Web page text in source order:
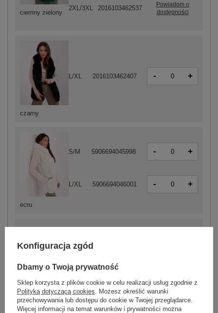
czarny
L/XL 2016103462407 - +
ecru
S/M 5906694045998 - +
L/XL 5906694046001 - +
szary
L/XL 2016103462285
2XL/3XL 2016103462292 - +
ciemny zielony
2XL/3XL 2016103462537
Powiadom o
dostępności
Konfiguracja zgód
Dbamy o Twoją prywatność
Sklep korzysta z plików cookie w celu realizacji usług zgodnie z
Polityką dotyczącą cookies . Możesz określić warunki
przechowywania lub dostępu do cookie w Twojej przeglądarce.
Więcej informacji na temat warunków i prywatności można